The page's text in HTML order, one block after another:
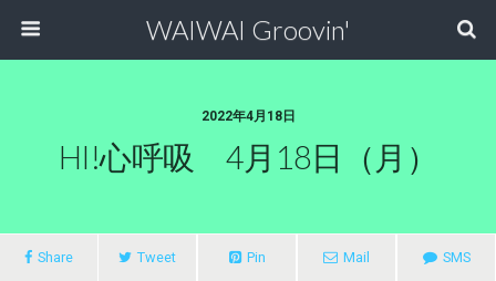
WAIWAI Groovin'
2022年4月18日
HI!心呼吸 4月18日（月）
Share Tweet Pin Mail SMS